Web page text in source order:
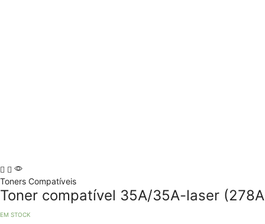
Toners Compatíveis
Toner compatível 35A/35A-laser
EM STOCK